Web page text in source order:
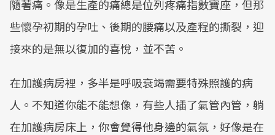
隨著痛。像是生產的痛總是位列疼痛指數寶座，但那
些懷孕初期的孕吐、後期的腰痛以及產程的撕裂，迎
接來的是無以復加的喜悅，並不苦。
在加護病房裡，多半是呼吸衰竭需要特殊照護的病
人。不知道你能不能想像，有些人插了氣管內管，躺
在加護病房床上，你會覺得他身邊的氣氛，好像是在